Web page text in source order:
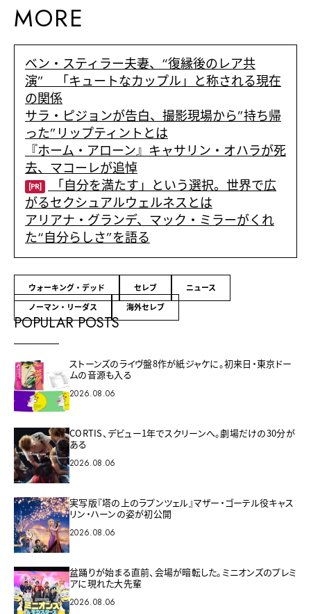
MORE
ベン・スティラー夫妻、“復縁後のレア共
演” 「キュートなカップル」と称される現在
の関係
サラ・ピジョンが告白、撮影現場から”持ち帰
った”リップティントとは
『ホーム・アローン』キャサリン・オハラが死
去、マコーレが追悼
[PR]
「自分を満たす」という選択。世界で広
がるセクシュアルウェルネスとは
アリアナ・グランデ、マック・ミラーがくれ
た“自分らしさ”を語る
ウォーキング・デッド セレブ
ニュース
ノーマン・リーダス
海外セレブ
POPULAR POSTS
ストーンズのライヴ盤8作が紙ジャケに。初来日・東京ドー
ムの音源も入る
2026.08.06
CORTIS、デビュー1年でスクリーンへ。劇場だけの30分が
ある
2026.08.06
実写版『塔の上のラプンツェル』マザー・ゴーテル役キャス
リン・ハーンの姿が初公開
2026.08.06
盆踊りが始まる直前、会場が暗転した。ミニオンズのプレミ
アに現れた大先輩
2026.08.06